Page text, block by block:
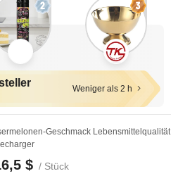
Weniger als 2 h
Geschmack Lebensmittelqualität
$ / Stück